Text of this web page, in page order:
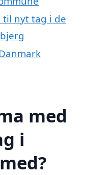
til nyt tag i de
med
i